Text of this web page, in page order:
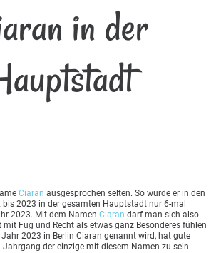
in der
Ciaran ausgesprochen selten. So wurde er in den
2023 in der gesamten Hauptstadt nur 6-mal
2023. Mit dem Namen Ciaran darf man sich also
Fug und Recht als etwas ganz Besonderes fühlen
2023 in Berlin Ciaran genannt wird, hat gute
der einzige mit diesem Namen zu sein.